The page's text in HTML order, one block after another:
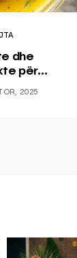
dhe
për
2025